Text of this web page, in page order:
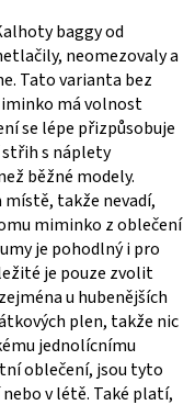
baggy od
neomezovaly a
Tato varianta bez
má volnost
se lépe přizpůsobuje
s náplety
běžné modely.
místě, takže nevadí,
miminko z oblečení
je pohodlný i pro
je pouze zvolit
u hubenějších
plen, takže nic
jednolícnímu
oblečení, jsou tyto
v létě. Také platí,